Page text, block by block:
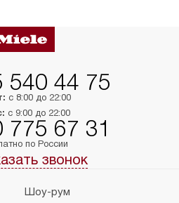
540 44 75
с 8:00 до 22:00
с 9:00 до 22:00
775 67 31
по России
звонок
Шоу-рум